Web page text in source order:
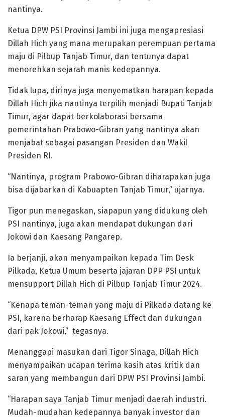
nantinya.
Ketua DPW PSI Provinsi Jambi ini juga mengapresiasi
Dillah Hich yang mana merupakan perempuan pertama
maju di Pilbup Tanjab Timur, dan tentunya dapat
menorehkan sejarah manis kedepannya.
Tidak lupa, dirinya juga menyematkan harapan kepada
Dillah Hich jika nantinya terpilih menjadi Bupati Tanjab
Timur, agar dapat berkolaborasi bersama
pemerintahan Prabowo-Gibran yang nantinya akan
menjabat sebagai pasangan Presiden dan Wakil
Presiden RI.
“Nantinya, program Prabowo-Gibran diharapakan juga
bisa dijabarkan di Kabuapten Tanjab Timur,” ujarnya.
Tigor pun menegaskan, siapapun yang didukung oleh
PSI nantinya, juga akan mendapat dukungan dari
Jokowi dan Kaesang Pangarep.
Ia berjanji, akan menyampaikan kepada Tim Desk
Pilkada, Ketua Umum beserta jajaran DPP PSI untuk
mensupport Dillah Hich di Pilbup Tanjab Timur 2024.
“Kenapa teman-teman yang maju di Pilkada datang ke
PSI, karena berharap Kaesang Effect dan dukungan
dari pak Jokowi,” tegasnya.
Menanggapi masukan dari Tigor Sinaga, Dillah Hich
menyampaikan ucapan terima kasih atas kritik dan
saran yang membangun dari DPW PSI Provinsi Jambi.
“Harapan saya Tanjab Timur menjadi daerah industri.
Mudah-mudahan kedepannya banyak investor dan